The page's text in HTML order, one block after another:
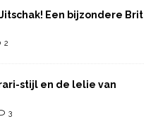
Een bijzondere Brit
2
stijl en de lelie van
3